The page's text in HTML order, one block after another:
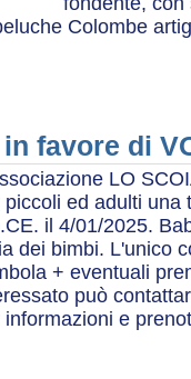
Colombe
favore di
LO
piccoli ed adulti una
il 4/01/2025.
dei bimbi. L'unico
+ eventuali
può
informazioni e